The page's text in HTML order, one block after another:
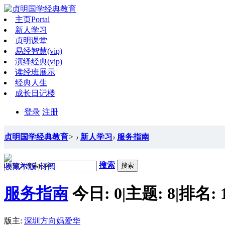
主页Portal
新人学习
贞明课堂
易经智慧(vip)
演绎经典(vip)
读经班展示
经典人生
成长日记楼
登录 注册
贞明国学经典教育> › 新人学习 › 服务指南
搜索 搜索
收藏本版|订阅
服务指南 今日: 0|主题: 8|排名:
版主: 深圳方向妈爱华